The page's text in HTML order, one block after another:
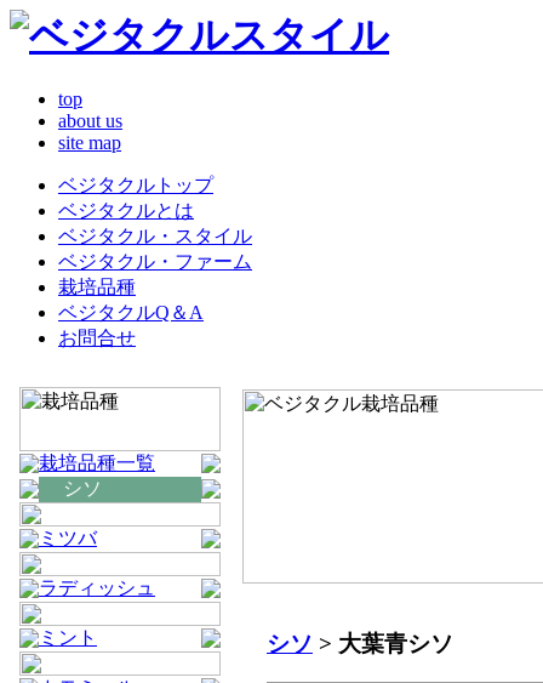
top
about us
site map
ベジタクルトップ
ベジタクルとは
ベジタクル・スタイル
ベジタクル・ファーム
栽培品種
ベジタクルQ＆A
お問合せ
栽培品種一覧
シソ
ミツバ
ラディッシュ
ミント シソ > 大葉青シソ